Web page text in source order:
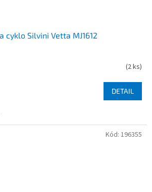
cyklo Silvini Vetta MJ1612
(2 ks)
DETAIL
Kód: 196355